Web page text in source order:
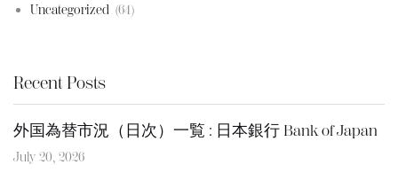
Uncategorized (64)
Recent Posts
外国為替市況（日次）一覧 : 日本銀行 Bank of Japan
July 20, 2026